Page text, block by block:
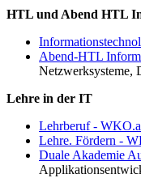
HTL und Abend HTL
Abend-HTL
Netzwerksysteme,
Lehre in der IT
Lehrberuf -
Lehre. Fördern -
Duale Akademie